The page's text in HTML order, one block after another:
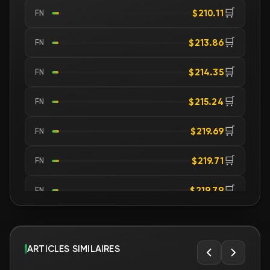
FN $210.11 🛒
FN $213.86🛒
FN $214.35🛒
FN $215.24 🛒
FN $219.69🛒
FN $219.71 🛒
FN $219.79🛒
FN $221.02 🛒
ARTICLES SIMILAIRES